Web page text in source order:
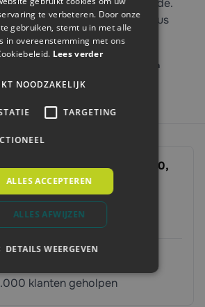
dat gebogen is aan het uiteinde.
van staal en de spuitbus
in 250 en 500ml.
op het product van toepassing is, dan
van gelijke maat.
- Bestel voor dinsdag 14:00,
op ’t erf
vanaf 250 euroMeer
klanten geholpen
te verbeteren. Door onze
gebruiken, stemt u in met alle
in overeenstemming met ons
Lees verder
NOODZAKELIJK
TARGETING
ALLES ACCEPTEREN
ALLES AFWIJZEN
DETAILS WEERGEVEN